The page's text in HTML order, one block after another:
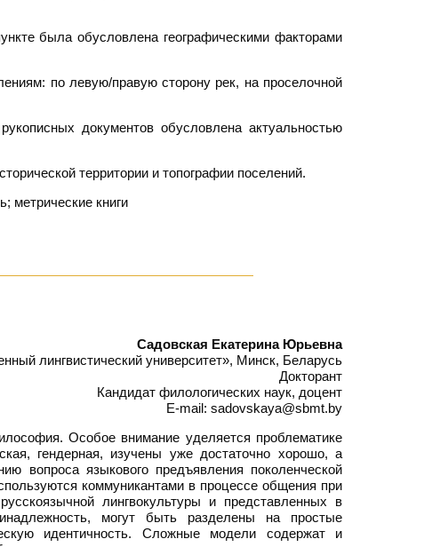
была обусловлена географическими факторами
по левую/правую сторону рек, на проселочной
документов обусловлена актуальностью
территории и топографии поселений.
метрические книги
Садовская Екатерина Юрьевна
лингвистический университет», Минск, Беларусь
Докторант
Кандидат филологических наук, доцент
E-mail: sadovskaya@sbmt.by
Особое внимание уделяется проблематике
гендерная, изучены уже достаточно хорошо, а
вопроса языкового предъявления поколенческой
коммуникантами в процессе общения при
лингвокультуры и представленных в
могут быть разделены на простые
идентичность. Сложные модели содержат и